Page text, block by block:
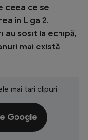
ceea ce se
în Liga 2.
au sosit la echipă,
mai există
mai tari clipuri
Google